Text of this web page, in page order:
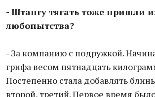
- Штангу тягать тоже пришли
любопытства?
- За компанию с подружкой.
грифа весом пятнадцать
Постепенно стала добавлять
второй, третий. Первое время